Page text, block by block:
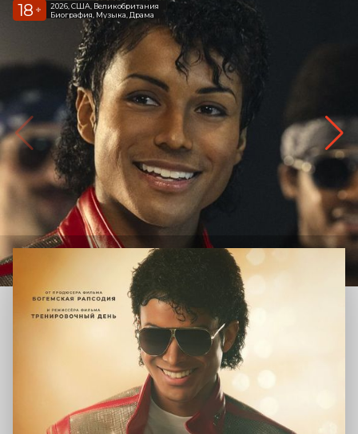
18 +
2026, США, Великобритания
Биография, Музыка, Драма